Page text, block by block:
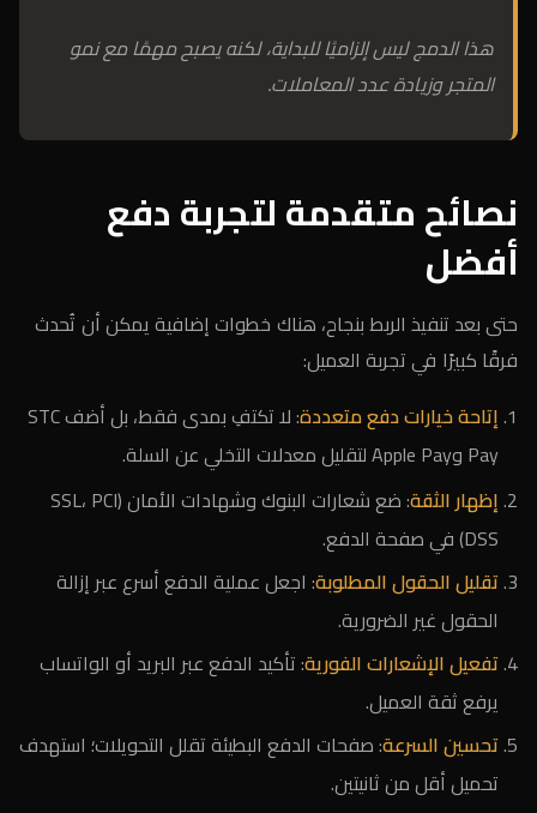
هذا الدمج ليس إلزاميًا للبداية، لكنه يصبح مهمًا مع نمو
المتجر وزيادة عدد المعاملات.
نصائح متقدمة لتجربة دفع
أفضل
حتى بعد تنفيذ الربط بنجاح، هناك خطوات إضافية يمكن أن تُحدث
فرقًا كبيرًا في تجربة العميل:
إتاحة خيارات دفع متعددة
: لا تكتفِ بمدى فقط، بل أضف STC
Pay وApple Pay لتقليل معدلات التخلي عن السلة.
إظهار الثقة
: ضع شعارات البنوك وشهادات الأمان (SSL، PCI
DSS) في صفحة الدفع.
تقليل الحقول المطلوبة: اجعل عملية الدفع أسرع عبر إزالة
الحقول غير الضرورية.
تفعيل الإشعارات الفورية: تأكيد الدفع عبر البريد أو الواتساب
يرفع ثقة العميل.
تحسين السرعة: صفحات الدفع البطيئة تقلل التحويلات؛ استهدف
تحميل أقل من ثانيتين.